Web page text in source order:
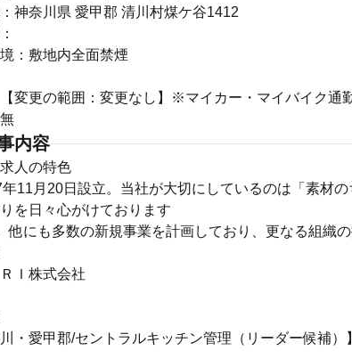
神奈川県 愛甲郡 清川村煤ケ谷1412
：敷地内全面禁煙
変更の範囲：変更なし】※マイカー・マイバイク通
内容
人の特色
11月20日設立。当社が大切にしているのは「素材
を日々心がけております
他にも多数の新規事業を計画しており、更なる組織の
Ｉ株式会社
川・愛甲郡/セントラルキッチン管理（リーダー候補）